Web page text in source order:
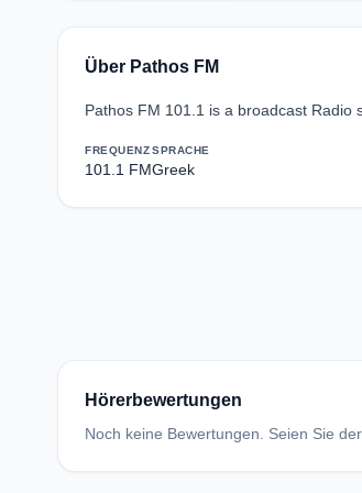
Über Pathos FM
Pathos FM 101.1 is a broadcast Radio
FREQUENZ
101.1 FM
SPRACHE
Greek
Hörerbewertungen
Noch keine Bewertungen. Seien Sie